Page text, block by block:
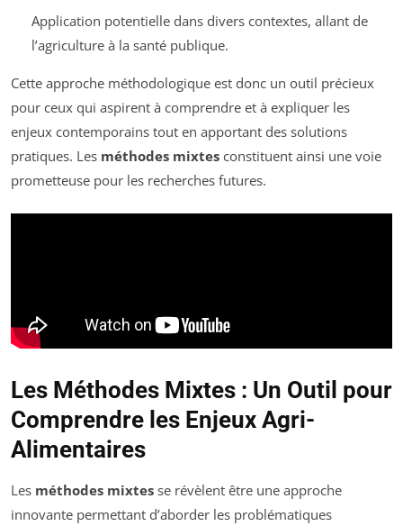
Application potentielle dans divers contextes, allant de
l’agriculture à la santé publique.
Cette approche méthodologique est donc un outil précieux
pour ceux qui aspirent à comprendre et à expliquer les
enjeux contemporains tout en apportant des solutions
pratiques. Les méthodes mixtes constituent ainsi une voie
prometteuse pour les recherches futures.
Les Méthodes Mixtes : Un Outil pour
Comprendre les Enjeux Agri-
Alimentaires
Les méthodes mixtes se révèlent être une approche
innovante permettant d’aborder les problématiques